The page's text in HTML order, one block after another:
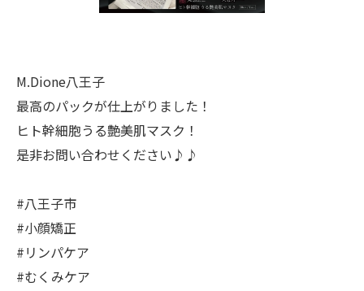
M.Dione八王子
最高のパックが仕上がりました！
ヒト幹細胞うる艶美肌マスク！
是非お問い合わせください♪♪
#八王子市
#小顔矯正
#リンパケア
#むくみケア